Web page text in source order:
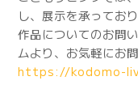
し、展示を承っており
作品についてのお問
ムより、お気軽にお
https://kodomo-